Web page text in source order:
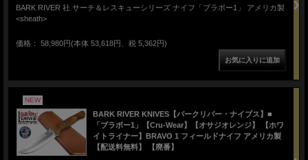
BARK RIVER 社 サーチ＆レスキューシリーズ ナイフ「ブラボー1」 アメリカ製
<sheath>
価格： 58,980円(本体 53,618円、税 5,362円)
NEW
BARK RIVER KNIVES【バークリバー・ナイブス】■
「ブラボー1」【Cru-Wear】【オサジオレンジ】 【ホワ
イトライナー】BRAVO 1 フィールドナイフ アメリカ製
【配送料無料】 【廃番】